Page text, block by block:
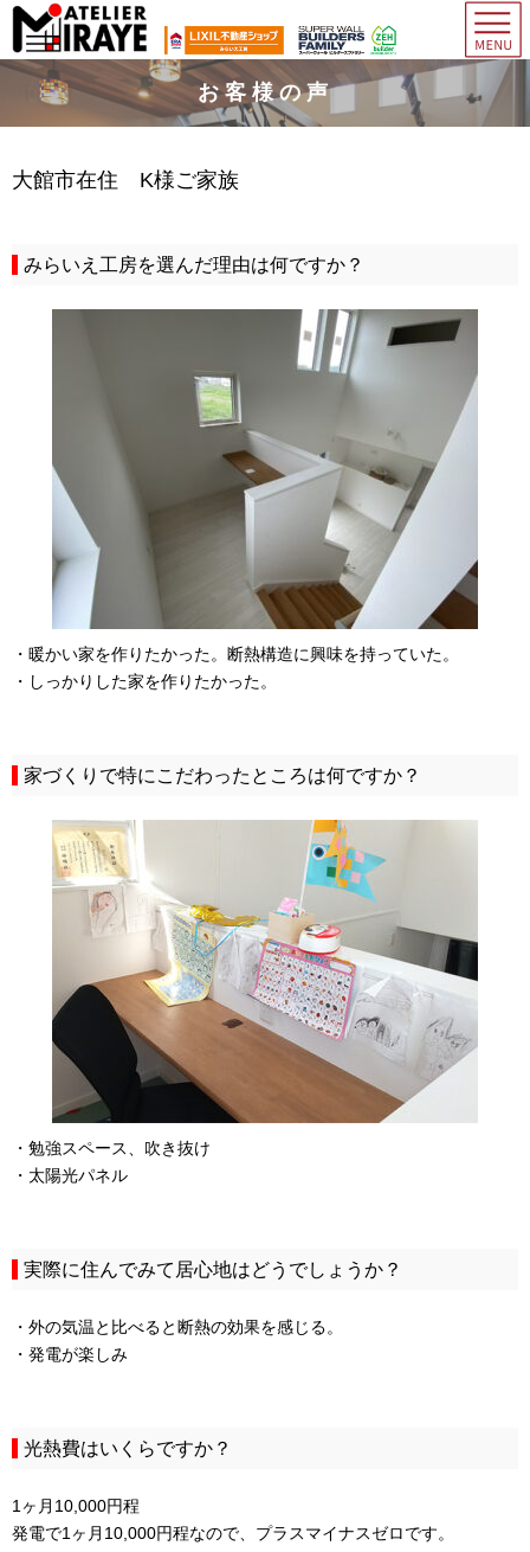
お客様の声
大館市在住 K様ご家族
みらいえ工房を選んだ理由は何ですか？
・暖かい家を作りたかった。断熱構造に興味を持っていた。
・しっかりした家を作りたかった。
家づくりで特にこだわったところは何ですか？
・勉強スペース、吹き抜け
・太陽光パネル
実際に住んでみて居心地はどうでしょうか？
・外の気温と比べると断熱の効果を感じる。
・発電が楽しみ
光熱費はいくらですか？
1ヶ月10,000円程
発電で1ヶ月10,000円程なので、プラスマイナスゼロです。